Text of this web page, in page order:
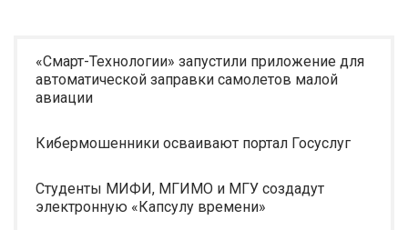
«Смарт-Технологии» запустили приложение для
автоматической заправки самолетов малой
авиации
Кибермошенники осваивают портал Госуслуг
Студенты МИФИ, МГИМО и МГУ создадут
электронную «Капсулу времени»